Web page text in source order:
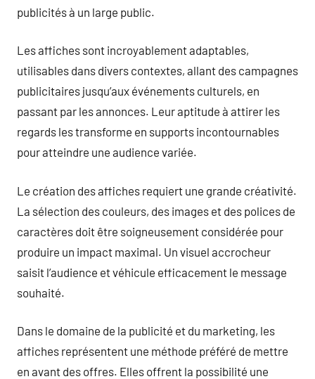
publicités à un large public.
Les affiches sont incroyablement adaptables,
utilisables dans divers contextes, allant des campagnes
publicitaires jusqu’aux événements culturels, en
passant par les annonces. Leur aptitude à attirer les
regards les transforme en supports incontournables
pour atteindre une audience variée.
Le création des affiches requiert une grande créativité.
La sélection des couleurs, des images et des polices de
caractères doit être soigneusement considérée pour
produire un impact maximal. Un visuel accrocheur
saisit l’audience et véhicule efficacement le message
souhaité.
Dans le domaine de la publicité et du marketing, les
affiches représentent une méthode préféré de mettre
en avant des offres. Elles offrent la possibilité une